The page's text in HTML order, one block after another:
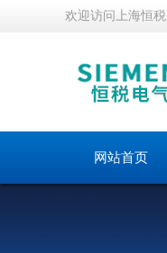
欢迎访问上海恒
网站首页